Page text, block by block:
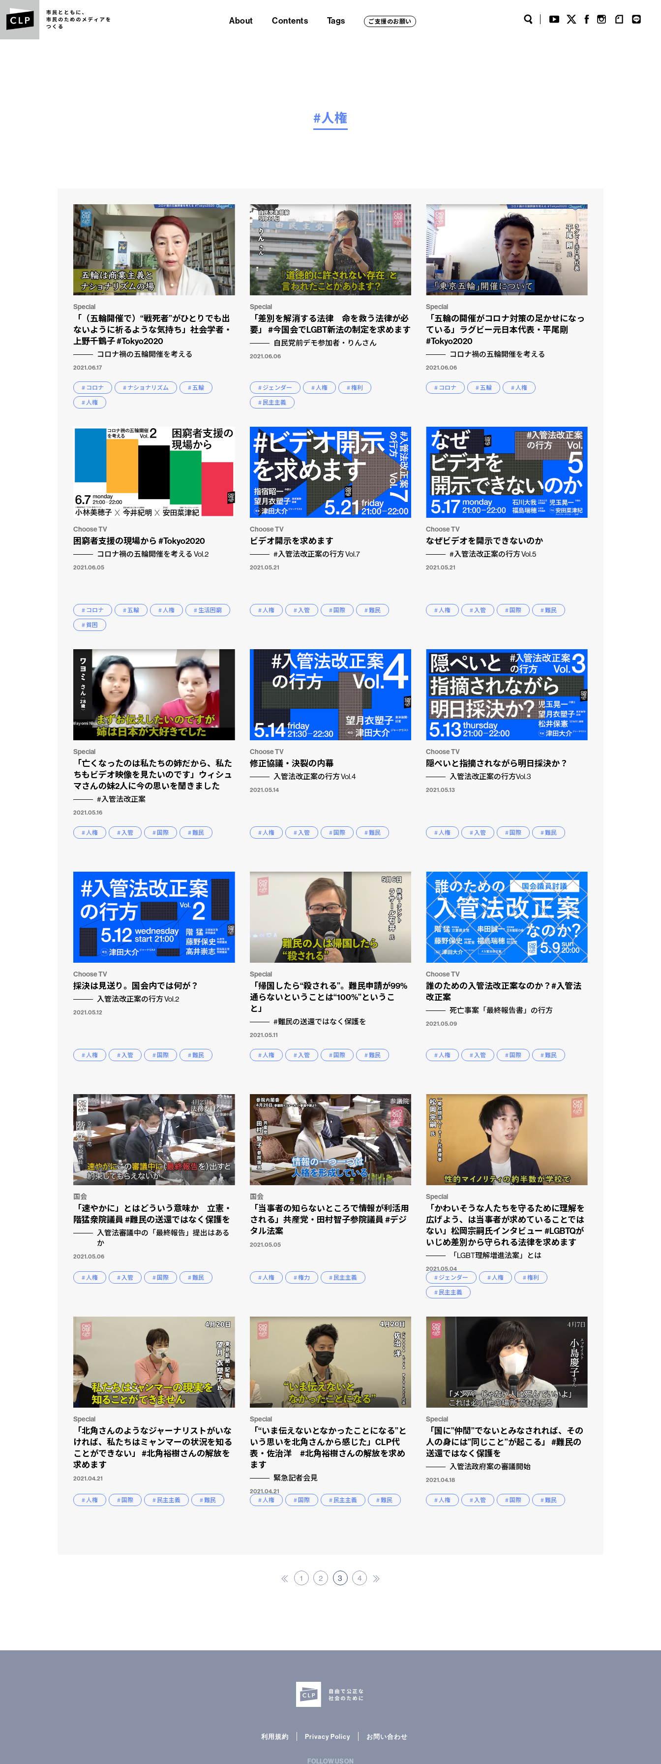
市民と
About Contents Tags ご支援のお願い
#人権
Special
「（五輪開催で）“戦死者”がひとりでも出
ないように祈るような気持ち」社会学者・
上野千鶴子 #Tokyo2020
コロナ禍の五輪開催を考える
2021.06.17
# コロナ # ナショナリズム
# 五輪
# 人権
Special
「差別を解消する法律 命を救う法律が必
要」 #今国会でLGBT新法の制定を求めます
自民党前デモ参加者・りんさん
2021.06.06
# ジェンダー # 人権
# 権利
# 民主主義
Special
「五輪の開催がコロナ対策の足かせになっ
ている」ラグビー元日本代表・平尾剛
#Tokyo2020
コロナ禍の五輪開催を考える
2021.06.06
# コロナ # 五輪 # 人権
Choose TV
困窮者支援の現場から #Tokyo2020
コロナ禍の五輪開催を考える Vol.2
2021.06.05
# コロナ # 五輪 # 人権
# 生活困窮
# 貧困
Choose TV
ビデオ開示を求めます
#入管法改正案の行方 Vol.7
2021.05.21
# 人権 # 入管 # 国際 # 難民
Choose TV
なぜビデオを開示できないのか
#入管法改正案の行方 Vol.5
2021.05.21
# 人権 # 入管 # 国際 # 難民
Special
「亡くなったのは私たちの姉だから、私た
ちもビデオ映像を見たいのです」ウィシュ
マさんの妹2人に今の思いを聞きました
#入管法改正案
2021.05.16
# 人権 # 入管 # 国際 # 難民
Choose TV
修正協議・決裂の内幕
入管法改正案の行方 Vol.4
2021.05.14
# 人権 # 入管 # 国際 # 難民
Choose TV
隠ぺいと指摘されながら明日採決か？
入管法改正案の行方Vol.3
2021.05.13
# 人権 # 入管 # 国際 # 難民
Choose TV
採決は見送り。国会内では何が？
入管法改正案の行方 Vol.2
2021.05.12
# 人権 # 入管 # 国際 # 難民
Special
「帰国したら“殺される”。難民申請が99%
通らないということは“100%”というこ
と」
#難民の送還ではなく保護を
2021.05.11
# 人権 # 入管 # 国際 # 難民
Choose TV
誰のための入管法改正案なのか？#入管法
改正案
死亡事案「最終報告書」の行方
2021.05.09
# 人権 # 入管 # 国際 # 難民
国会
「速やかに」とはどういう意味か 立憲・
階猛衆院議員 #難民の送還ではなく保護を
入管法審議中の「最終報告」提出はある
か
2021.05.06
# 人権 # 入管 # 国際 # 難民
国会
「当事者の知らないところで情報が利活用
される」共産党・田村智子参院議員 #デジ
タル法案
2021.05.05
# 人権 # 権力 # 民主主義
Special
「かわいそうな人たちを守るために理解を
広げよう、は当事者が求めていることでは
ない」松岡宗嗣氏インタビュー #LGBTQが
いじめ差別から守られる法律を求めます
「LGBT理解増進法案」とは
2021.05.04
# ジェンダー
# 人権
# 権利
# 民主主義
Special
「北角さんのようなジャーナリストがいな
ければ、私たちはミャンマーの状況を知る
ことができない」 #北角裕樹さんの解放を
求めます
2021.04.21
# 人権 # 国際 # 民主主義 # 難民
Special
「“いま伝えないとなかったことになる”と
いう思いを北角さんから感じた」CLP代
表・佐治洋 #北角裕樹さんの解放を求め
ます
緊急記者会見
2021.04.21
# 人権
# 国際 # 民主主義 # 難民
Special
「国に”仲間”でないとみなされれば、その
人の身には”同じこと”が起こる」 #難民の
送還ではなく保護を
入管法政府案の審議開始
2021.04.18
# 人権 # 入管 # 国際 # 難民
1 2 3 4
利用規約 Privacy Policy お問い合わせ
FOLLOW US ON